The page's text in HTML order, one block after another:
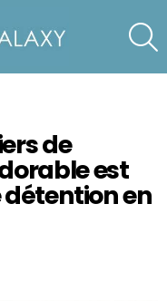
de
est
en